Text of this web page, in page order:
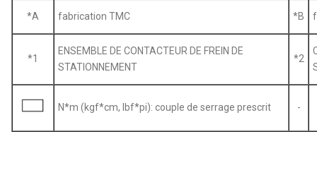
*A fabrication TMC *B
*1
ENSEMBLE DE CONTACTEUR DE FREIN DE
STATIONNEMENT
*2
N*m (kgf*cm, lbf*pi): couple de serrage prescrit -